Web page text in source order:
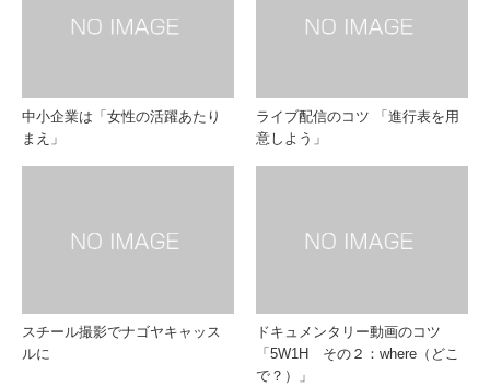
中小企業は「女性の活躍あたり
まえ」
ライブ配信のコツ 「進行表を用
意しよう」
スチール撮影でナゴヤキャッス
ルに
ドキュメンタリー動画のコツ
「5W1H その２：where（どこ
で？）」